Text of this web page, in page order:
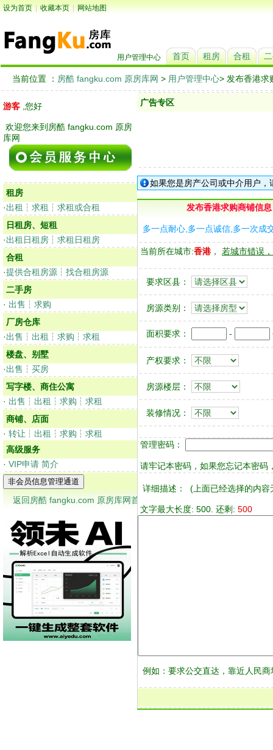
设为首页 | 收藏本页 | 网站地图
用户管理中心 首页 租房 合租
当前位置 ： 房酷 fangku.com 原房库网 > 用户管理中心> 发布香港求
游客 ,您好
欢迎您来到房酷 fangku.com 原房
库网
租房
·出租 ┆ 求租 ┆ 求租或合租
日租房、短租
·出租日租房 ┆ 求租日租房
合租
·提供合租房源 ┆ 找合租房源
二手房
· 出售 ┆ 求购
厂房仓库
·出售 ┆ 出租 ┆ 求购 ┆ 求租
楼盘、别墅
·出售 ┆ 买房
写字楼、商住公寓
· 出售 ┆ 出租 ┆ 求购 ┆ 求租
商铺、店面
· 转让 ┆ 出租 ┆ 求购 ┆ 求租
高级服务
· VIP申请 简介
返回房酷 fangku.com 原房库网首页
广告专区
如果您是房产公司或中介用户，
发布香港求购商铺信息
多一点耐心,多一点诚信,多一次成
当前所在城市:香港 ， 若城市错误
要求区县：
房源类别：
面积要求： -
产权要求：
房源楼层：
装修情况：
管理密码：
请牢记本密码，如果您忘记本密码
详细描述： (上面已经选择的内
文字最大长度: 500. 还剩: 500
例如：要求公交直达，靠近人民商